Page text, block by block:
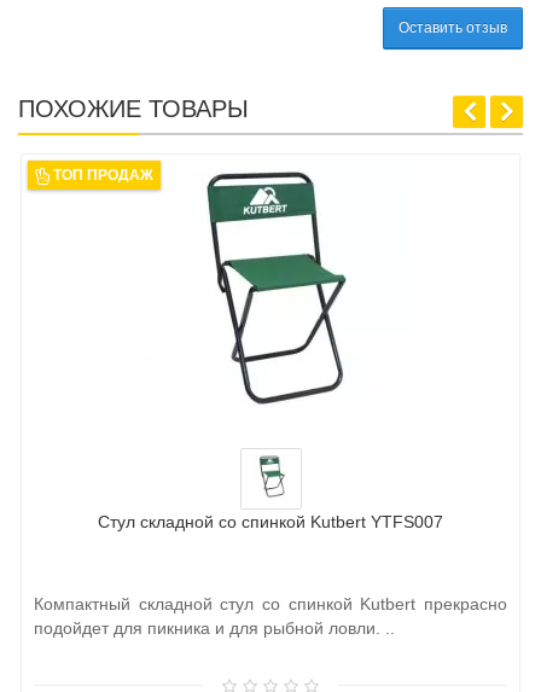
Оставить отзыв
ПОХОЖИЕ ТОВАРЫ
ТОП ПРОДАЖ
Стул складной со спинкой Kutbert YTFS007
Компактный складной стул со спинкой Kutbert прекрасно
подойдет для пикника и для рыбной ловли. ..